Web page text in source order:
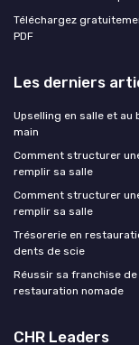
Téléchargez
PDF
Les derniers
Upselling en salle et au
main
Comment structurer
remplir sa salle
Comment structurer
remplir sa salle
Trésorerie en
dents de scie
Réussir sa franchise
restauration nomade
CHR Leaders